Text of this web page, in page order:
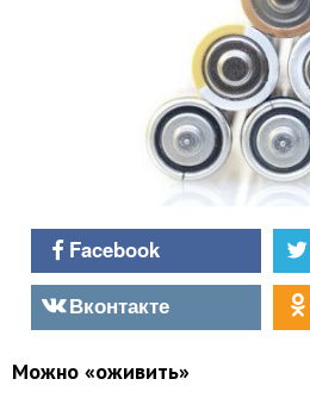
Facebook
Вконтакте
Можно «оживить»